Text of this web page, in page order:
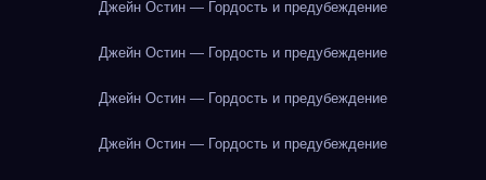
Джейн Остин — Гордость и предубеждение
Джейн Остин — Гордость и предубеждение
Джейн Остин — Гордость и предубеждение
Джейн Остин — Гордость и предубеждение